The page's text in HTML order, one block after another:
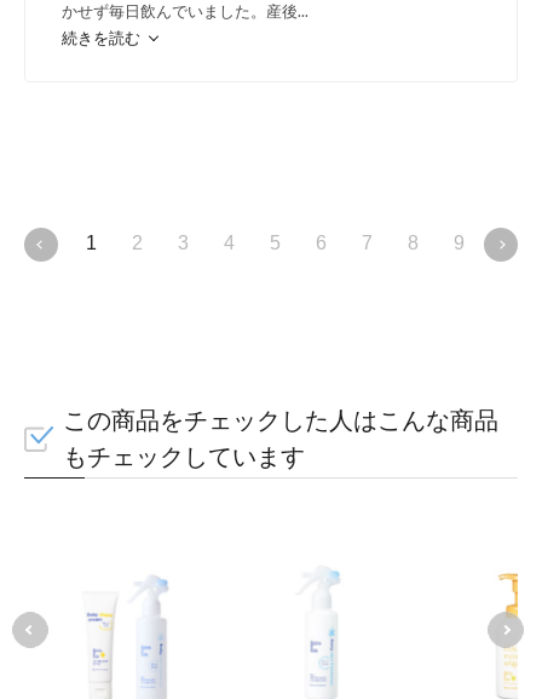
酸化ストレス
かせず毎日飲んでいました。産後...
続きを読む
1 2 3 4 5 6 7 8 9 10
この商品をチェックした人はこんな商品
もチェックしています